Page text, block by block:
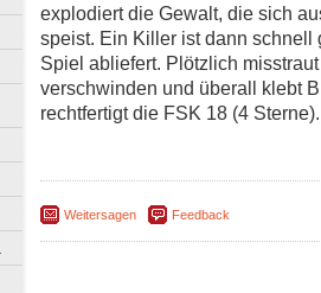
explodiert die Gewalt, die sich
speist. Ein Killer ist dann
Spiel abliefert. Plötzlich
verschwinden und überall klebt
rechtfertigt die FSK 18 (4 Sterne).
Weitersagen Feedback